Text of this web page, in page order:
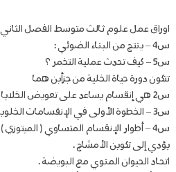
اوراق عمل علوم ثالث متوسط الفصل الثاني
س4 – ينتج من البناء الضوئي :
س5 – كيف تحدث عملية التخمر ؟
تتكون دورة حياة الخلية من جزأين هما
س2 هي إنقسام يساعد على تعويض الخلايا التالفة .
س3 – الخطوة الأولى في الإنقسامات الخلوية هي :
س4 – أطوار الإنقسام المتساوي ( الميتوزي ) هي :
يؤدي إلى تكوين الأمشاج .
اتحاد الحيوان المنوي مع البويضة .